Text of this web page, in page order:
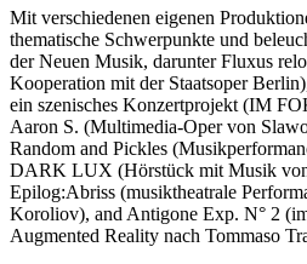
Mit verschiedenen eigenen
thematische Schwerpunkte und
der Neuen Musik, darunter Fluxus
Kooperation mit der Staatsoper
ein szenisches Konzertprojekt (IM
Aaron S. (Multimedia-Oper von
Random and Pickles
DARK LUX (Hörstück mit Musik
Epilog:Abriss (musiktheatrale
Koroliov), and Antigone Exp. N° 2
Augmented Reality nach Tommaso